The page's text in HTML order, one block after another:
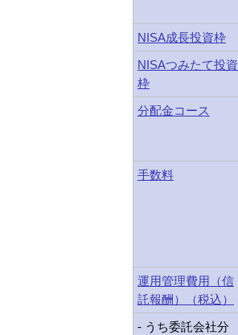
NISA成長投資枠
NISAつみたて投資
枠
分配金コース
手数料
運用管理費用（信
託報酬）（税込）
- うち委託会社分